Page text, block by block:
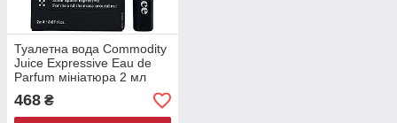
Туалетна вода Commodity
Juice Expressive Eau de
Parfum мініатюра 2 мл
468 ₴